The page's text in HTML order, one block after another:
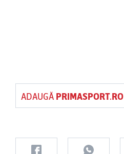
ADAUGĂ PRIMASPORT.RO